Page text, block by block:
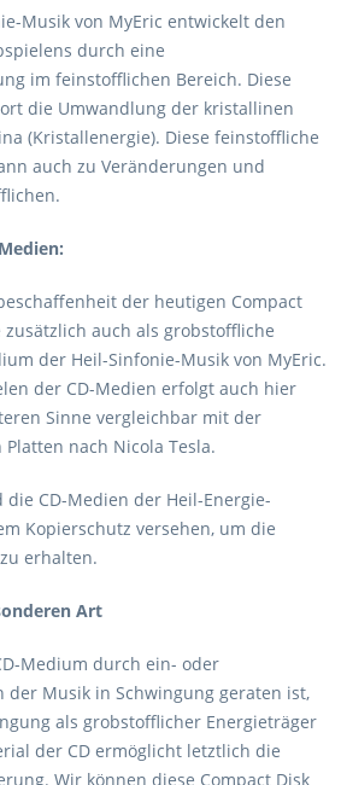
Musik von MyEric entwickelt den
durch eine
im feinstofflichen Bereich. Diese
die Umwandlung der kristallinen
(Kristallenergie). Diese feinstoffliche
auch zu Veränderungen und
der heutigen Compact
zusätzlich auch als grobstoffliche
der Heil-Sinfonie-Musik von MyEric.
der CD-Medien erfolgt auch hier
Sinne vergleichbar mit der
nach Nicola Tesla.
CD-Medien der Heil-Energie-
Kopierschutz versehen, um die
erhalten.
Art
Medium durch ein- oder
der Musik in Schwingung geraten ist,
als grobstofflicher Energieträger
der CD ermöglicht letztlich die
Wir können diese Compact Disk